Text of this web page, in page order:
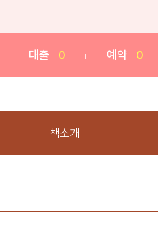
대출 0 예약 0
책소개